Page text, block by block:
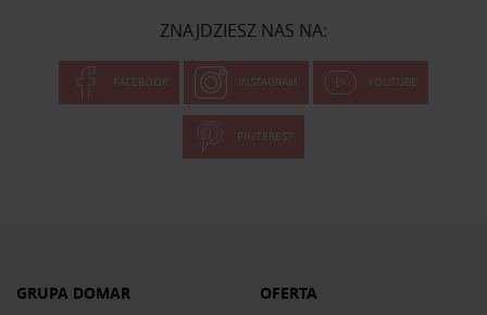
ZNAJDZIESZ NAS NA:
FACEBOOK INSTAGRAM YOUTUBE
PINTEREST
GRUPA DOMAR OFERTA